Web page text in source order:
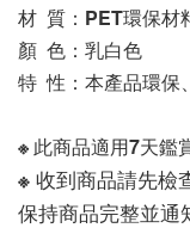
材  質：PET環保材
顏  色：乳白色
特  性：本產品環保
※ 此商品適用7天鑑
※ 收到商品請先檢
保持商品完整並通